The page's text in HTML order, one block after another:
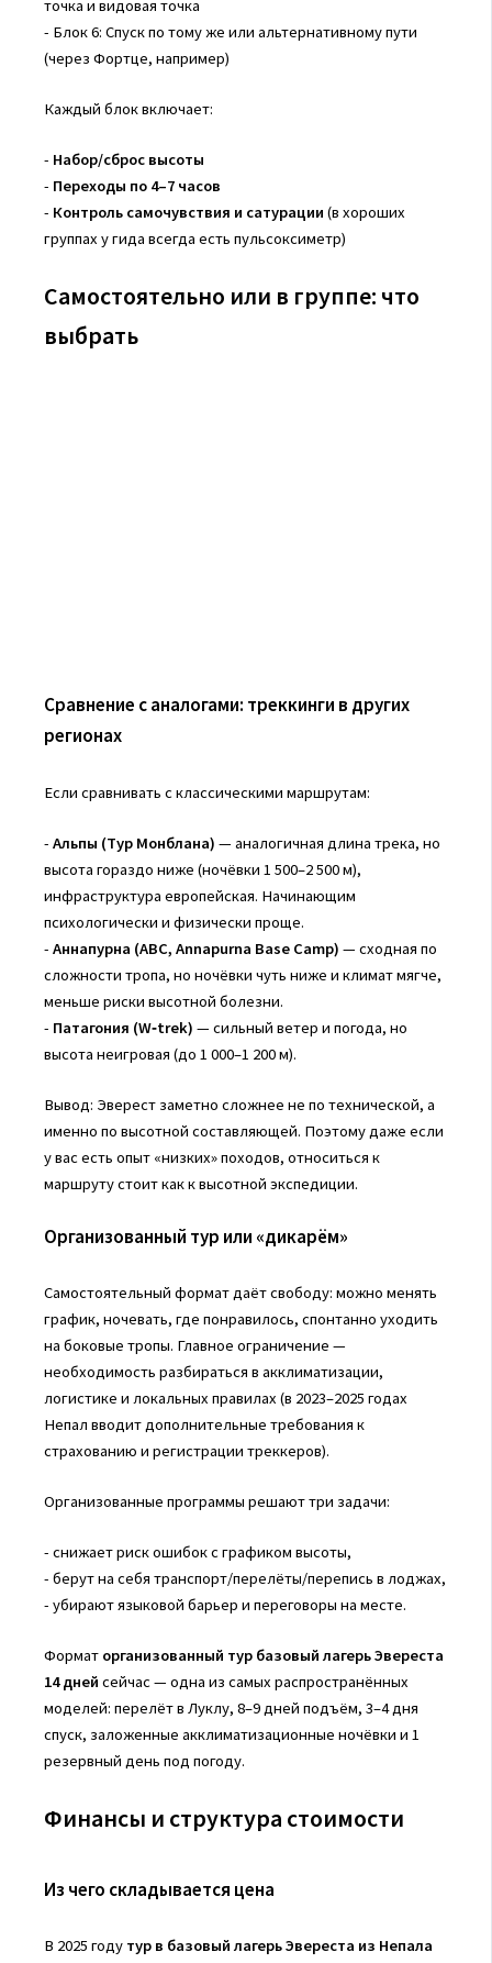
точка и видовая точка
- Блок 6: Спуск по тому же или альтернативному пути
(через Фортце, например)
Каждый блок включает:
- Набор/сброс высоты
- Переходы по 4–7 часов
- Контроль самочувствия и сатурации (в хороших
группах у гида всегда есть пульсоксиметр)
Самостоятельно или в группе: что
выбрать
Сравнение с аналогами: треккинги в других
регионах
Если сравнивать с классическими маршрутам:
- Aльпы (Тур Монблана) — аналогичная длина трека, но
высота гораздо ниже (ночёвки 1 500–2 500 м),
инфраструктура европейская. Начинающим
психологически и физически проще.
- Аннапурна (ABC, Annapurna Base Camp) — сходная по
сложности тропа, но ночёвки чуть ниже и климат мягче,
меньше риски высотной болезни.
- Патагония (W‑trek) — сильный ветер и погода, но
высота неигровая (до 1 000–1 200 м).
Вывод: Эверест заметно сложнее не по технической, а
именно по высотной составляющей. Поэтому даже если
у вас есть опыт «низких» походов, относиться к
маршруту стоит как к высотной экспедиции.
Организованный тур или «дикарём»
Самостоятельный формат даёт свободу: можно менять
график, ночевать, где понравилось, спонтанно уходить
на боковые тропы. Главное ограничение —
необходимость разбираться в акклиматизации,
логистике и локальных правилах (в 2023–2025 годах
Непал вводит дополнительные требования к
страхованию и регистрации треккеров).
Организованные программы решают три задачи:
- снижает риск ошибок с графиком высоты,
- берут на себя транспорт/перелёты/перепись в лоджах,
- убирают языковой барьер и переговоры на месте.
Формат организованный тур базовый лагерь Эвереста
14 дней сейчас — одна из самых распространённых
моделей: перелёт в Луклу, 8–9 дней подъём, 3–4 дня
спуск, заложенные акклиматизационные ночёвки и 1
резервный день под погоду.
Финансы и структура стоимости
Из чего складывается цена
В 2025 году тур в базовый лагерь Эвереста из Непала